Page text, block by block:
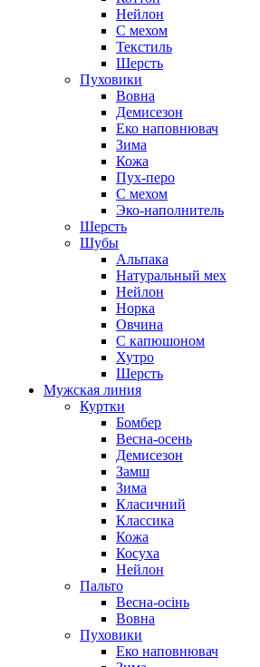
Нейлон
С мехом
Текстиль
Шерсть
Пуховики
Вовна
Демисезон
Еко наповнювач
Зима
Кожа
Пух-перо
С мехом
Эко-наполнитель
Шерсть
Шубы
Альпака
Натуральный мех
Нейлон
Норка
Овчина
С капюшоном
Хутро
Шерсть
Мужская линия
Куртки
Бомбер
Весна-осень
Демисезон
Замш
Зима
Класичний
Классика
Кожа
Косуха
Нейлон
Пальто
Весна-осінь
Вовна
Пуховики
Еко наповнювач